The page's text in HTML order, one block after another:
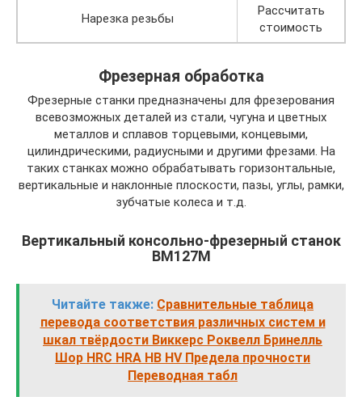
Нарезка резьбы
Рассчитать
стоимость
Фрезерная обработка
Фрезерные станки предназначены для фрезерования
всевозможных деталей из стали, чугуна и цветных
металлов и сплавов торцевыми, концевыми,
цилиндрическими, радиусными и другими фрезами. На
таких станках можно обрабатывать горизонтальные,
вертикальные и наклонные плоскости, пазы, углы, рамки,
зубчатые колеса и т.д.
Вертикальный консольно-фрезерный станок
ВМ127М
Читайте также: Сравнительные таблица
перевода соответствия различных систем и
шкал твёрдости Виккерс Роквелл Бринелль
Шор HRC HRA HB HV Предела прочности
Переводная табл